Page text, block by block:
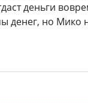
деньги
денег, но Мико